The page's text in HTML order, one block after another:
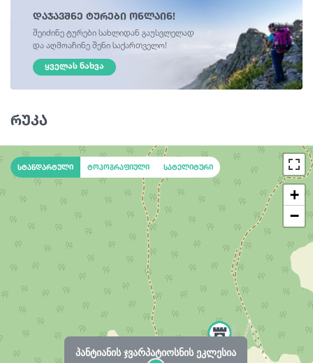
დაჯავშნე ტურები ონლაინ!
შეიძინე ტურები სახლიდან გაუსვლელად
და აღმოაჩინე შენი საქართველო!
ᲧᲕᲔᲚᲐᲡ ᲜᲐᲮᲕᲐ
რუკა
პანტიანის ჯვარპატიოსნის ეკლესია
+
−
სტანდარტული ტოპოგრაფიული სატელიტური